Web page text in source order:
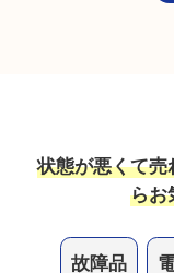
ガラスが
状態も問わ